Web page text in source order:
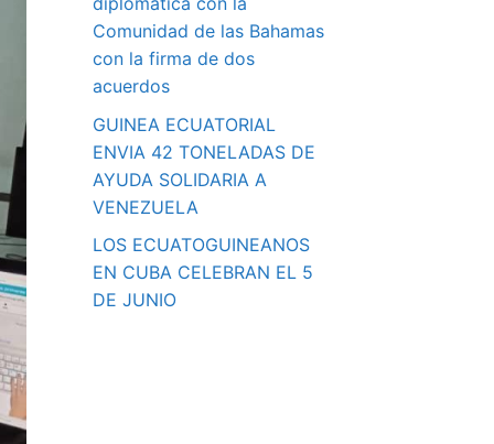
Comunidad de las Bahamas
con la firma de dos
acuerdos
GUINEA ECUATORIAL
ENVIA 42 TONELADAS DE
AYUDA SOLIDARIA A
VENEZUELA
LOS ECUATOGUINEANOS
EN CUBA CELEBRAN EL 5
DE JUNIO